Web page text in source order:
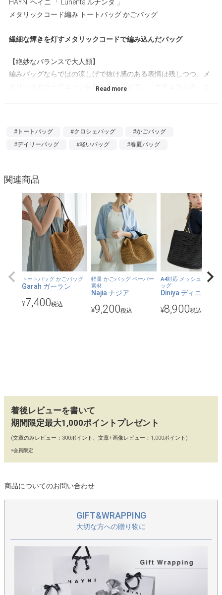
HAYNI ヘイニ 「 Lunenta ルナンタ 」
メタリックコード編み トートバッグ かごバッグ
繊細な輝きを灯すメタリックコードで編み込んだバッグ
【絶妙なバランスで大人顔】
編みバッグならではの涼しげで抜け感のある表情は残しつつ、メ
タリックカラーでエッジを効かせることで、「ナチュラルさ」と
繊細なメタリックコード編みが光を集めて、コーデに沈みこまな
い存在感を放ちます。
天然素材のかごバッグやペーパー素材より取り扱いやすいのもポ
イント。
【程よいサイズ感】
このサイズだからちょうどいい。小さくもなく大きくもない持ち
やすさを考えた絶妙なサイズと軽さです。
【コーディネート】
差し色としてメタリックカラーを投入することでエッジの効いた
コーデに仕上がります。テイストを選ばない春夏の相棒バッグで
す。
#トートバッグ #クロシェバッグ
#かごバッグ
#デイリーバッグ
#軽いバッグ #春夏バッグ
関連商品
トートバッグ かごバッグ
Garah ガーラン
¥7,400税込
軽量 かごバッグ ペーパー
素材
Najia ナジア
¥9,200税込
A4対応 メッシュトート
ッグ
Diniya ディニヤ
¥8,900税込
着後レビューを書いて
期間限定最大1,000ポイントプレゼント
(文章のみレビュー：300ポイント、文章+画像レビュー：1,000ポイント)
※会員限定
商品についてのお問い合わせ
GIFT&WRAPPING
大切な方への贈り物に